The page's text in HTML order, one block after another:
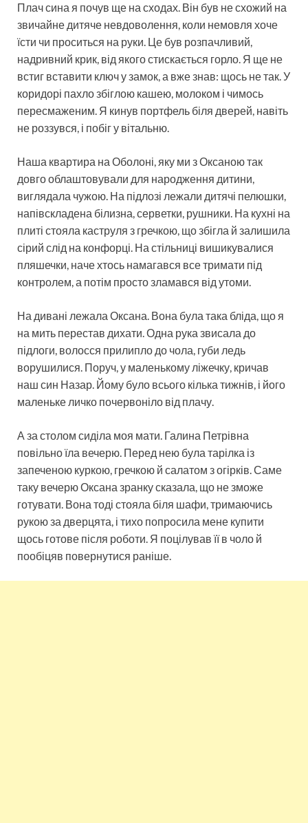
Плач сина я почув ще на сходах. Він був не схожий на
звичайне дитяче невдоволення, коли немовля хоче
їсти чи проситься на руки. Це був розпачливий,
надривний крик, від якого стискається горло. Я ще не
встиг вставити ключ у замок, а вже знав: щось не так. У
коридорі пахло збіглою кашею, молоком і чимось
пересмаженим. Я кинув портфель біля дверей, навіть
не роззувся, і побіг у вітальню.
Наша квартира на Оболоні, яку ми з Оксаною так
довго облаштовували для народження дитини,
виглядала чужою. На підлозі лежали дитячі пелюшки,
напівскладена білизна, серветки, рушники. На кухні на
плиті стояла каструля з гречкою, що збігла й залишила
сірий слід на конфорці. На стільниці вишикувалися
пляшечки, наче хтось намагався все тримати під
контролем, а потім просто зламався від утоми.
На дивані лежала Оксана. Вона була така бліда, що я
на мить перестав дихати. Одна рука звисала до
підлоги, волосся прилипло до чола, губи ледь
ворушилися. Поруч, у маленькому ліжечку, кричав
наш син Назар. Йому було всього кілька тижнів, і його
маленьке личко почервоніло від плачу.
А за столом сиділа моя мати. Галина Петрівна
повільно їла вечерю. Перед нею була тарілка із
запеченою куркою, гречкою й салатом з огірків. Саме
таку вечерю Оксана зранку сказала, що не зможе
готувати. Вона тоді стояла біля шафи, тримаючись
рукою за дверцята, і тихо попросила мене купити
щось готове після роботи. Я поцілував її в чоло й
пообіцяв повернутися раніше.